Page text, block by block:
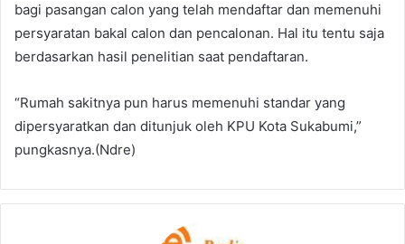
bagi pasangan calon yang telah mendaftar dan memenuhi
persyaratan bakal calon dan pencalonan. Hal itu tentu saja
berdasarkan hasil penelitian saat pendaftaran.
“Rumah sakitnya pun harus memenuhi standar yang
dipersyaratkan dan ditunjuk oleh KPU Kota Sukabumi,”
pungkasnya.(Ndre)